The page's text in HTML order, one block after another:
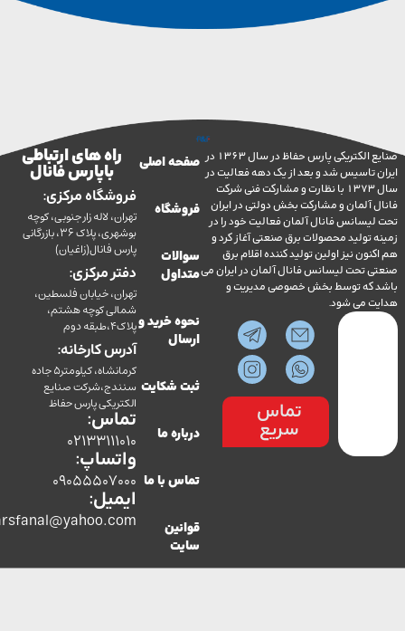
صنایع الکتریکی پارس حفاظ در سال 1363 در
شد و بعد از یک دهه فعالیت در
سال 1373 با نظارت و مشارکت فنی شرکت
و مشارکت بخش دولتی در ایران
فانال آلمان فعالیت خود را در
محصولات برق صنعتی آغاز کرد و
نیز اولین تولید کننده اقلام برق
لیسانس فانال آلمان در ایران می
توسط بخش خصوصی مدیریت و
می شود.
تماس
سریع
صفحه اصلی
فروشگاه
سوالات
متداول
نحوه خرید و
ثبت شکایت
درباره ما
تماس با ما
قوانین
راه های ارتباطی
با پارس فانال
فروشگاه مرکزی:
تهران، لاله زار جنوبی، کوچه
بوشهری، پلاک 36، بازرگانی
پارس فانال(زاغیان)
دفتر مرکزی:
تهران، خیابان فلسطین،
شمالی کوچه هشتم،
پلاک4،طبقه دوم
آدرس کارخانه:
کرمانشاه، کیلومتر5 جاده
سنندج،شرکت صنایع
الکتریکی پارس حفاظ
تماس:
02133111010
واتساپ:
09055507000
ایمیل:
co.parsfanal@yahoo.com